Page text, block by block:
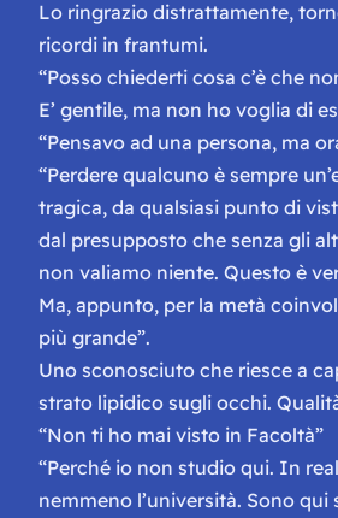
Lo ringrazio distrattamente,
ricordi in frantumi.
“Posso chiederti cosa c’è che
E’ gentile, ma non ho voglia di
“Pensavo ad una persona, ma
“Perdere qualcuno è sempre
tragica, da qualsiasi punto di
dal presupposto che senza gli
non valiamo niente. Questo è
Ma, appunto, per la metà
più grande”.
Uno sconosciuto che riesce a
strato lipidico sugli occhi.
“Non ti ho mai visto in Facoltà”
“Perché io non studio qui. In
nemmeno l’università. Sono qui